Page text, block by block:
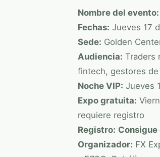
Nombre del evento:
Fechas: Jueves 17
Sede: Golden
Audiencia: Traders
fintech, gestores
Noche VIP: Jueves
Expo gratuita:
requiere registro
Registro: Consigue
Organizador: FX